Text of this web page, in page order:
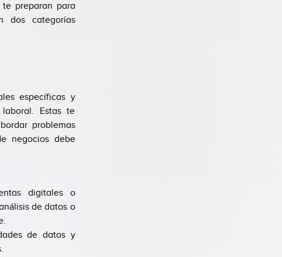
preparan para
dos categorías
específicas y
Estas te
problemas
negocios debe
digitales o
de datos o
de datos y